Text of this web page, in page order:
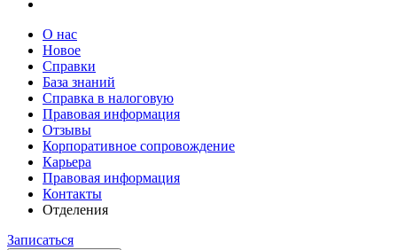
О нас
Новое
Справки
База знаний
Справка в налоговую
Правовая информация
Отзывы
Корпоративное сопровождение
Карьера
Правовая информация
Контакты
Отделения
Записаться